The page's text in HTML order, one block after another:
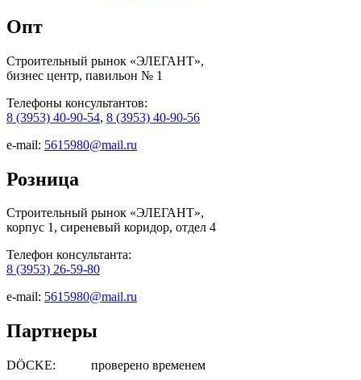
Опт
Строительный рынок «ЭЛЕГАНТ»,
бизнес центр, павильон № 1
Телефоны консультантов:
8 (3953) 40-90-54, 8 (3953) 40-90-56
e-mail: 5615980@mail.ru
Розница
Строительный рынок «ЭЛЕГАНТ»,
корпус 1, сиреневый коридор, отдел 4
Телефон консультанта:
8 (3953) 26-59-80
e-mail: 5615980@mail.ru
Партнеры
DÖCKE: проверено временем